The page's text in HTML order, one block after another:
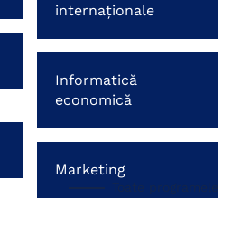
internaționale
Informatică
economică
Marketing